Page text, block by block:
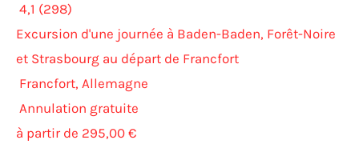
4,1 (298)
Excursion d'une journée à Baden-Baden, Forêt-Noire
et Strasbourg au départ de Francfort
Francfort, Allemagne
Annulation gratuite
à partir de 295,00 €